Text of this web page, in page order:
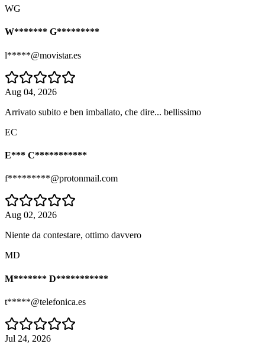
WG
W******* G*********
l*****@movistar.es
Aug 04, 2026
Arrivato subito e ben imballato, che dire... bellissimo
EC
E*** C***********
f*********@protonmail.com
Aug 02, 2026
Niente da contestare, ottimo davvero
MD
M******* D***********
t*****@telefonica.es
Jul 24, 2026